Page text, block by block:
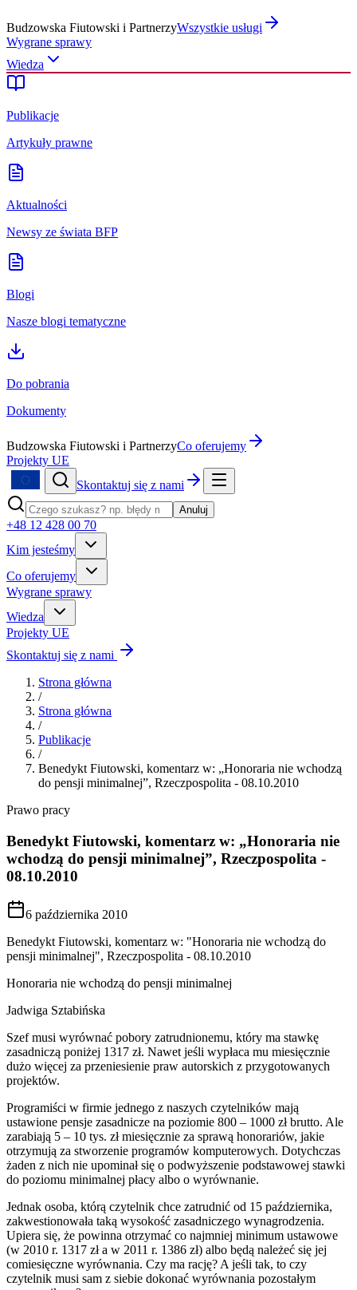
Budzowska Fiutowski i PartnerzyWszystkie usługi
Wygrane sprawy
Wiedza
Publikacje
Artykuły prawne
Aktualności
Newsy ze świata BFP
Blogi
Nasze blogi tematyczne
Do pobrania
Dokumenty
Budzowska Fiutowski i PartnerzyCo oferujemy
Projekty UE
Skontaktuj się z nami
Anuluj
+48 12 428 00 70
Kim jesteśmy
Co oferujemy
Wygrane sprawy
Wiedza
Projekty UE
Skontaktuj się z nami
Strona główna
/
Strona główna
/
Publikacje
/
Benedykt Fiutowski, komentarz w: „Honoraria nie wchodzą
do pensji minimalnej”, Rzeczpospolita - 08.10.2010
Prawo pracy
Benedykt Fiutowski, komentarz w: „Honoraria nie
wchodzą do pensji minimalnej”, Rzeczpospolita -
08.10.2010
6 października 2010
Benedykt Fiutowski, komentarz w: "Honoraria nie wchodzą do
pensji minimalnej", Rzeczpospolita - 08.10.2010
Honoraria nie wchodzą do pensji minimalnej
Jadwiga Sztabińska
Szef musi wyrównać pobory zatrudnionemu, który ma stawkę
zasadniczą poniżej 1317 zł. Nawet jeśli wypłaca mu miesięcznie
dużo więcej za przeniesienie praw autorskich z przygotowanych
projektów.
Programiści w firmie jednego z naszych czytelników mają
ustawione pensje zasadnicze na poziomie 800 – 1000 zł brutto. Ale
zarabiają 5 – 10 tys. zł miesięcznie za sprawą honorariów, jakie
otrzymują za stworzenie programów komputerowych. Dotychczas
żaden z nich nie upominał się o podwyższenie podstawowej stawki
do poziomu minimalnej płacy albo o wyrównanie.
Jednak osoba, którą czytelnik chce zatrudnić od 15 października,
zakwestionowała taką wysokość zasadniczego wynagrodzenia.
Upiera się, że powinna otrzymać co najmniej minimum ustawowe
(w 2010 r. 1317 zł a w 2011 r. 1386 zł) albo będą należeć się jej
comiesięczne wyrównania. Czy ma rację? A jeśli tak, to czy
czytelnik musi sam z siebie dokonać wyrównania pozostałym